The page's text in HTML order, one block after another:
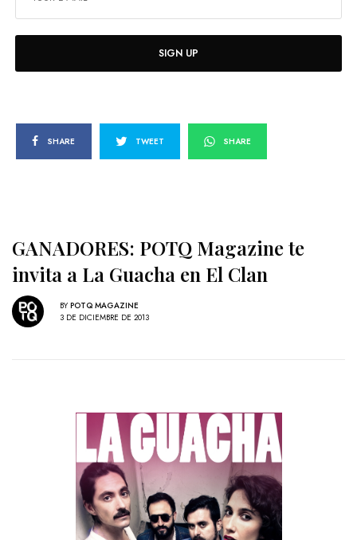
SIGN UP
SHARE TWEET SHARE
GANADORES: POTQ Magazine te
invita a La Guacha en El Clan
BY POTQ MAGAZINE
3 DE DICIEMBRE DE 2013